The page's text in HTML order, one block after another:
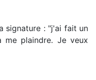
signature : "j'ai fait un
plaindre. Je veux